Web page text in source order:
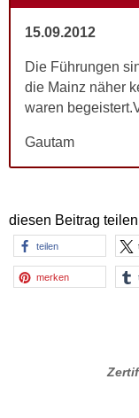
15.09.2012
Die Führungen
die Mainz näher
waren
Gautam
diesen Beitrag teilen
teilen
merken